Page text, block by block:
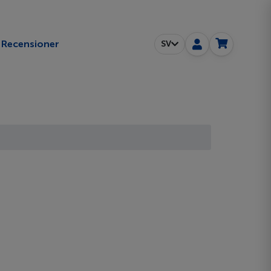
Recensioner SV